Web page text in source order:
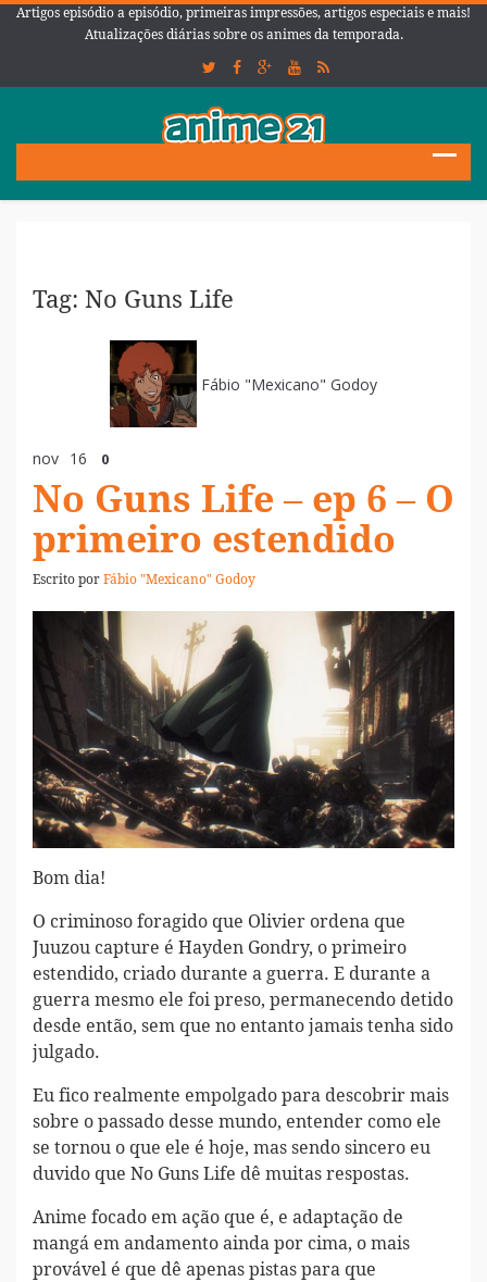
Artigos episódio a episódio, primeiras impressões, artigos especiais e mais!
Atualizações diárias sobre os animes da temporada.
Tag: No Guns Life
Fábio "Mexicano" Godoy
nov 16 0
No Guns Life – ep 6 – O
primeiro estendido
Escrito porFábio "Mexicano" Godoy
Bom dia!
O criminoso foragido que Olivier ordena que
Juuzou capture é Hayden Gondry, o primeiro
estendido, criado durante a guerra. E durante a
guerra mesmo ele foi preso, permanecendo detido
desde então, sem que no entanto jamais tenha sido
julgado.
Eu fico realmente empolgado para descobrir mais
sobre o passado desse mundo, entender como ele
se tornou o que ele é hoje, mas sendo sincero eu
duvido que No Guns Life dê muitas respostas.
Anime focado em ação que é, e adaptação de
mangá em andamento ainda por cima, o mais
provável é que dê apenas pistas para que